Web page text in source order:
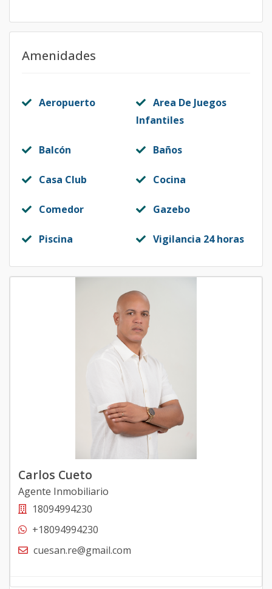
Amenidades
Aeropuerto
Area De Juegos
Infantiles
Balcón Baños
Casa Club Cocina
Comedor Gazebo
Piscina Vigilancia 24 horas
Carlos Cueto
Agente Inmobiliario
18094994230
+18094994230
cuesan.re@gmail.com